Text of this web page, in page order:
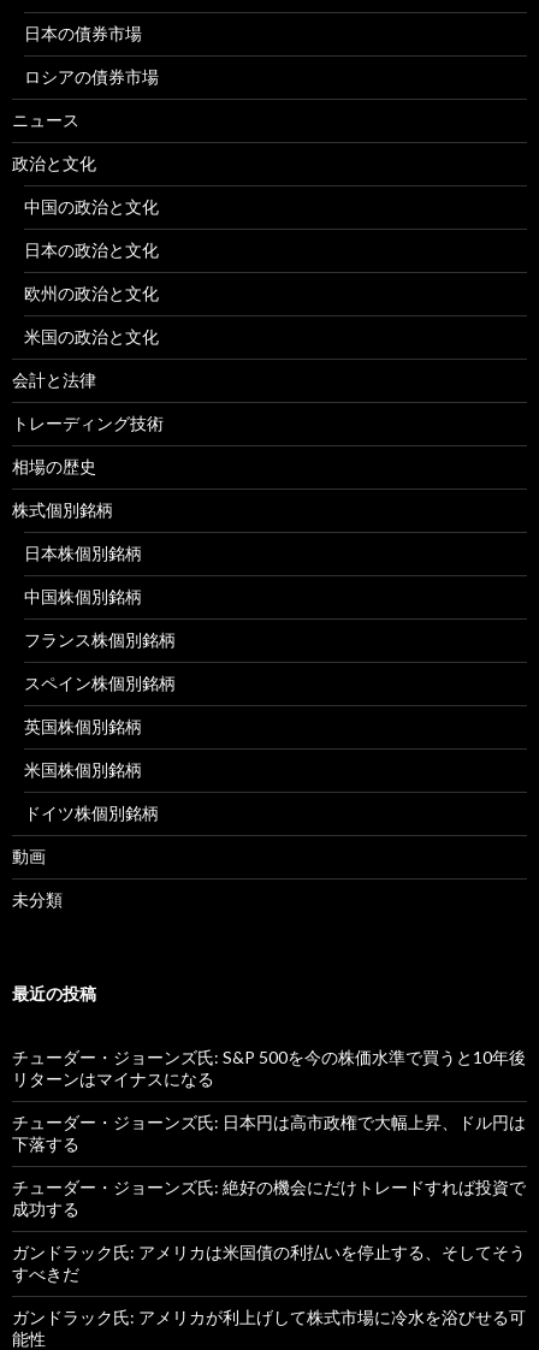
日本の債券市場
ロシアの債券市場
ニュース
政治と文化
中国の政治と文化
日本の政治と文化
欧州の政治と文化
米国の政治と文化
会計と法律
トレーディング技術
相場の歴史
株式個別銘柄
日本株個別銘柄
中国株個別銘柄
フランス株個別銘柄
スペイン株個別銘柄
英国株個別銘柄
米国株個別銘柄
ドイツ株個別銘柄
動画
未分類
最近の投稿
チューダー・ジョーンズ氏: S&P 500を今の株価水準で買うと10年後
リターンはマイナスになる
チューダー・ジョーンズ氏: 日本円は高市政権で大幅上昇、ドル円は
下落する
チューダー・ジョーンズ氏: 絶好の機会にだけトレードすれば投資で
成功する
ガンドラック氏: アメリカは米国債の利払いを停止する、そしてそう
すべきだ
ガンドラック氏: アメリカが利上げして株式市場に冷水を浴びせる可
能性